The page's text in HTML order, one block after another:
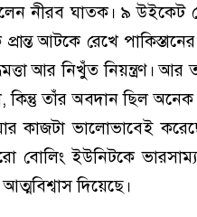
নীরব ঘাতক। ৯
আটকে রেখে
আর নিখুঁত নিয়ন্ত্রণ।
তাঁর অবদান ছিল অনেক
কাজটা ভালোভাবেই
বোলিং ইউনিটকে
দিয়েছে।